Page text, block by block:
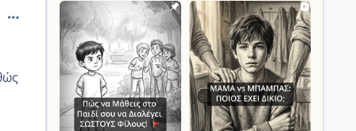
comment_824901